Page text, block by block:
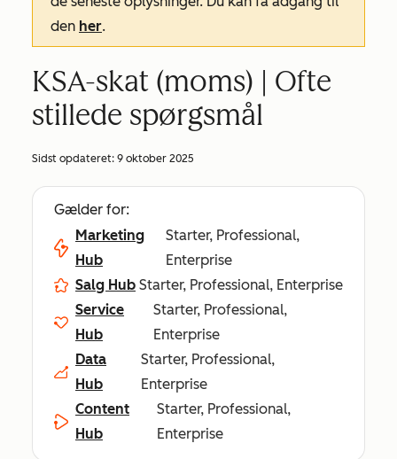
den her.
KSA-skat (moms) | Ofte
stillede spørgsmål
Sidst opdateret: 9 oktober 2025
Gælder for:
Marketing
Hub
Starter, Professional,
Enterprise
Salg Hub Starter, Professional, Enterprise
Service
Hub
Starter, Professional,
Enterprise
Data
Hub
Starter, Professional,
Enterprise
Content
Hub
Starter, Professional,
Enterprise